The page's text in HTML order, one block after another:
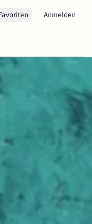
Favoriten Anmelden